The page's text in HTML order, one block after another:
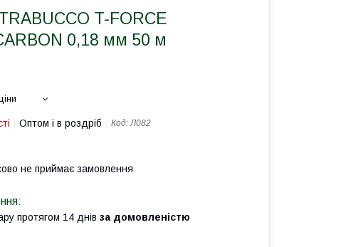
T-FORCE
0,18 мм 50 м
Оптом і в роздріб Код:Л082
не приймає замовлення
протягом 14 днів за домовленістю